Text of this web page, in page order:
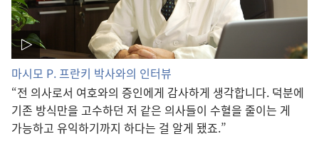
마시모 P. 프란키 박사와의 인터뷰
“전 의사로서 여호와의 증인에게 감사하게 생각합니다. 덕분에
기존 방식만을 고수하던 저 같은 의사들이 수혈을 줄이는 게
가능하고 유익하기까지 하다는 걸 알게 됐죠.”